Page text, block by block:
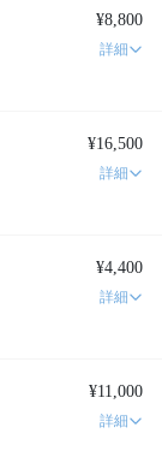
¥8,800
詳細
¥16,500
詳細
¥4,400
詳細
¥11,000
詳細